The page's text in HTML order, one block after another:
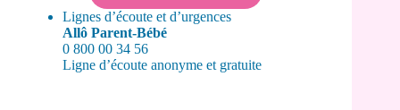
Lignes d’écoute et d’urgences
Allô Parent-Bébé
0 800 00 34 56
Ligne d’écoute anonyme et gratuite